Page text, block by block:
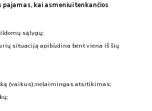
pajamas, kai asmeniui tenkančios
sąlygų;
situaciją apibūdina bent viena iš šių
(vaikus);nelaimingas atsitikimas;